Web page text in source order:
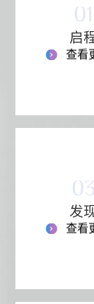
01
启
查看
03
发
查看